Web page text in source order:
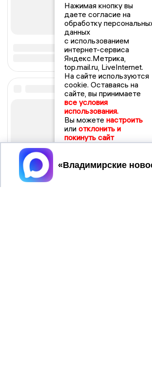
Нажимая кнопку вы
даете согласие на
обработку
данных
с использованием
интернет-сервиса
Яндекс.Метрика,
top.mail.ru, LiveInternet.
На сайте используются
cookie. Оставаясь на
сайте, вы принимаете
все условия
использования.
Вы можете настроить
или отклонить и
покинуть сайт
Принять